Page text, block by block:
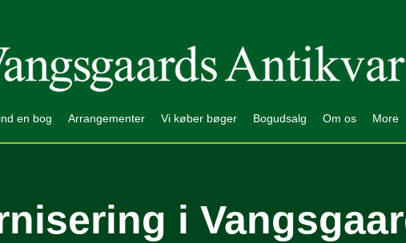
en bog Arrangementer Vi køber bøger Bogudsalg Om os More
i